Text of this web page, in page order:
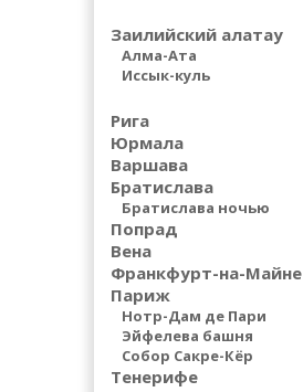
Заилийский алатау
Алма-Ата
Иссык-куль
Рига
Юрмала
Варшава
Братислава
Братислава ночью
Попрад
Вена
Франкфурт-на-Майне
Париж
Нотр-Дам де Пари
Эйфелева башня
Собор Сакре-Кёр
Тенерифе